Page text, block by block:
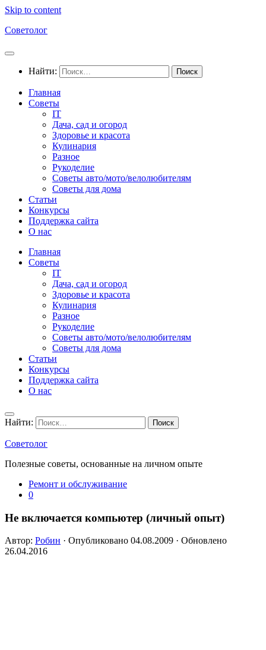
Skip to content
Советолог
Найти:
Главная
Советы
IT
Дача, сад и огород
Здоровье и красота
Кулинария
Разное
Рукоделие
Советы авто/мото/велолюбителям
Советы для дома
Статьи
Конкурсы
Поддержка сайта
О нас
Главная
Советы
IT
Дача, сад и огород
Здоровье и красота
Кулинария
Разное
Рукоделие
Советы авто/мото/велолюбителям
Советы для дома
Статьи
Конкурсы
Поддержка сайта
О нас
Найти:
Советолог
Полезные советы, основанные на личном опыте
Ремонт и обслуживание
0
Не включается компьютер (личный опыт)
Автор: Робин · Опубликовано 04.08.2009 · Обновлено
26.04.2016